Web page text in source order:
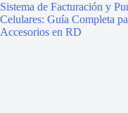
Sistema de Facturación y
Celulares: Guía Completa
Accesorios en RD